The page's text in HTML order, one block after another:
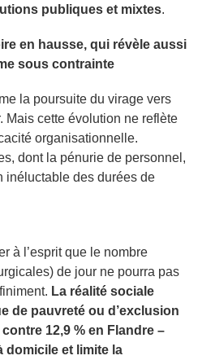
publiques et mixtes.
en hausse, qui révèle aussi
sous contrainte
la poursuite du virage vers
Mais cette évolution ne reflète
organisationnelle.
dont la pénurie de personnel,
inéluctable des durées de
à l’esprit que le nombre
de jour ne pourra pas
La réalité sociale
de pauvreté ou d’exclusion
12,9 % en Flandre –
domicile et limite la